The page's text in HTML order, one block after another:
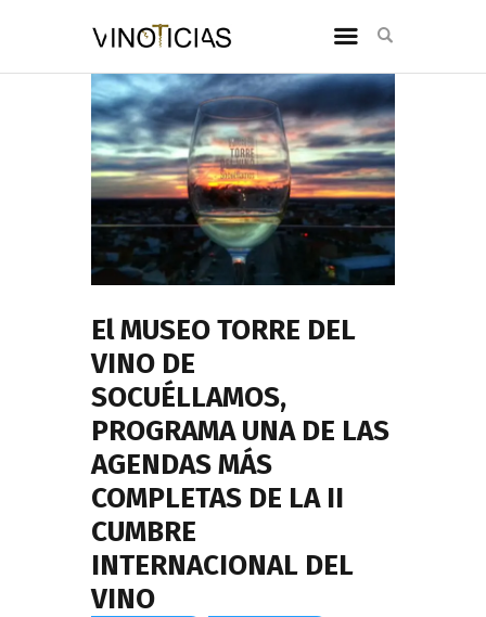
El MUSEO TORRE DEL
VINO DE
SOCUÉLLAMOS,
PROGRAMA UNA DE LAS
AGENDAS MÁS
COMPLETAS DE LA II
CUMBRE
INTERNACIONAL DEL
VINO